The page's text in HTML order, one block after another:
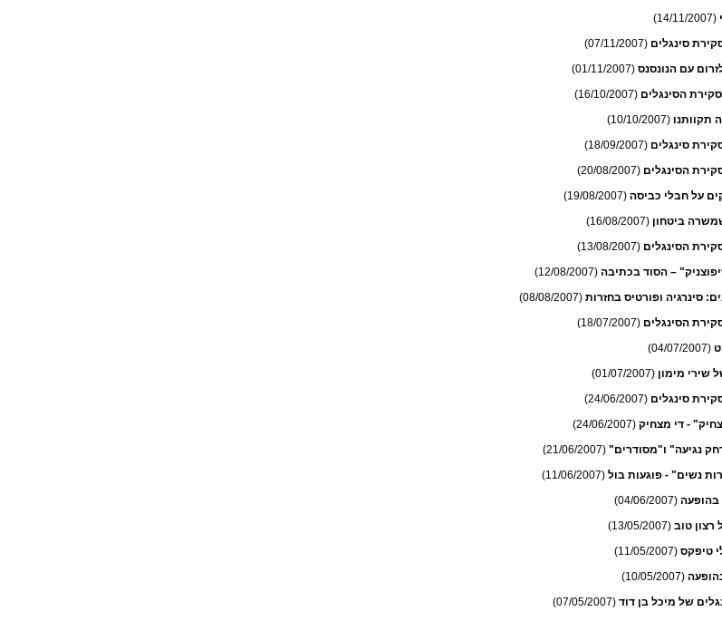
(14/11/2007)
סינגלים (07/11/2007)
עם הנונסנס (01/11/2007)
הסינגלים (16/10/2007)
תקוותנו (10/10/2007)
סינגלים (18/09/2007)
הסינגלים (20/08/2007)
על חבלי כביסה (19/08/2007)
ביטחון (16/08/2007)
הסינגלים (13/08/2007)
– הסוד בכתיבה (12/08/2007)
סינרגיה ופורטיס בחזרות (08/08/2007)
הסינגלים (18/07/2007)
(04/07/2007)
שירי מימון (01/07/2007)
סינגלים (24/06/2007)
- די מצחיק (24/06/2007)
נגיעה" ו"מסודרים" (21/06/2007)
נשים" - פוגעות בול (11/06/2007)
בהופעה (04/06/2007)
רצון טוב (13/05/2007)
טיפקס (11/05/2007)
(10/05/2007)
של מיכל בן דוד (07/05/2007)